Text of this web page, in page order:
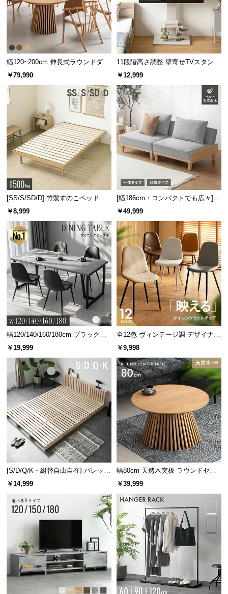
情
報
幅120~200cm 伸長式ラウンドダイ
ニングテーブル 6人掛け 天然木突
板 美しい格子デザイン
￥79,990
11段階高さ調整 壁寄せTVスタンド
キャスター付き 上下左右角度調節
￥12,999
[SS/S/SD/D] 竹製すのこベッド
￥8,999
[幅186cm・コンパクトでも広々] 3
人掛けソファベッド リクライニン
￥49,999
幅120/140/160/180cm ブラックフ
レーム ダイニング 大理石調 4人掛
￥19,999
全12色 ヴィンテージ調 デザイナー
ズシェルチェア
￥9,998
[S/D/Q/K・組替自由自在] パレット
ベッド 8/12/16枚セット
￥14,999
幅80cm 天然木突板 ラウンドセン
ターテーブル 美しい格子デザイン
￥39,999